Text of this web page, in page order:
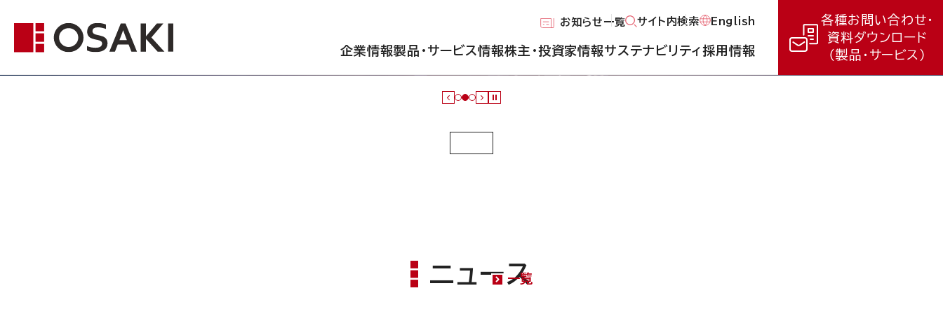
お知らせ一覧 サイト内検索 English
企業情報製品・サービス情報株主・投資家情報サステナビリティ採用情報
各種お問い合わせ・
資料ダウンロード
（製品・サービス）
ニュース
一覧